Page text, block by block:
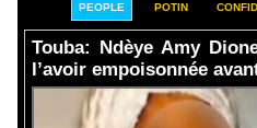
PEOPLE POTIN
Touba: Ndèye Amy
l’avoir empoisonnée